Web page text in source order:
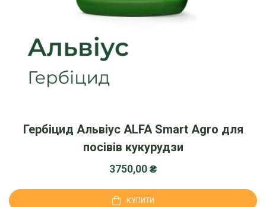
Гербіцид Альвіус ALFA Smart Agro для
посівів кукурудзи
3750,00₴
КУПИТИ